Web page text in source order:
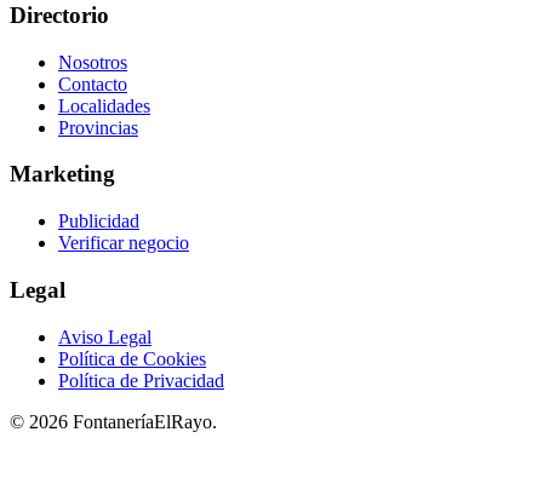
Directorio
Nosotros
Contacto
Localidades
Provincias
Marketing
Publicidad
Verificar negocio
Legal
Aviso Legal
Política de Cookies
Política de Privacidad
© 2026 FontaneríaElRayo.